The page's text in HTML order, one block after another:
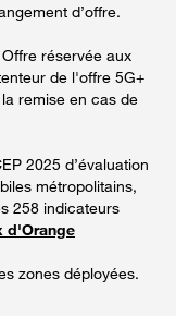
d’offre.
Offre réservée aux
de l'offre 5G+
remise en cas de
2025 d’évaluation
métropolitains,
258 indicateurs
d'Orange
zones déployées.